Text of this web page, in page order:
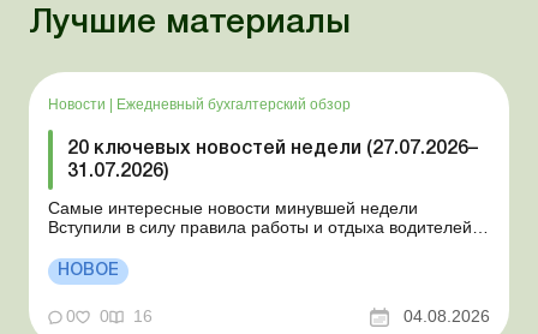
Лучшие материалы
Новости | Ежедневный бухгалтерский обзор
20 ключевых новостей недели (27.07.2026–
31.07.2026)
Самые интересные новости минувшей недели
Вступили в силу правила работы и отдыха водителей
положении Для сельхозпредприятий и ФЛП введены
новые разовые статистические формы Со 2 августа
изменяется порядок зачисления отдельных периодов
работы в стр...
НОВОЕ
0 0 16 04.08.2026